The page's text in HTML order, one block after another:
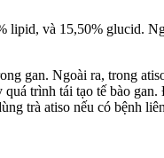
và 15,50% glucid.
gan. Ngoài ra, trong
trình tái tạo tế bào
trà atiso nếu có bệnh